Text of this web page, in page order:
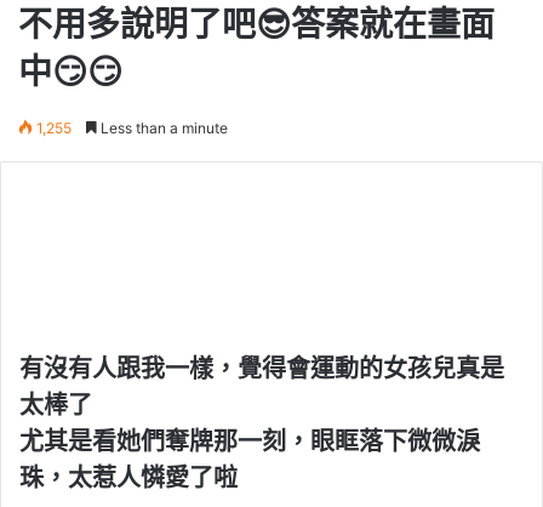
不用多說明了吧😎答案就在畫面
中😏😏
1,255 Less than a minute
有沒有人跟我一樣，覺得會運動的女孩兒真是
太棒了
尤其是看她們奪牌那一刻，眼眶落下微微淚
珠，太惹人憐愛了啦